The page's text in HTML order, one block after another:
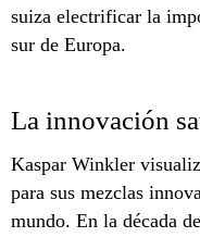
suiza electrificar la
sur de Europa.
La innovación
Kaspar Winkler
para sus mezclas
mundo. En la década